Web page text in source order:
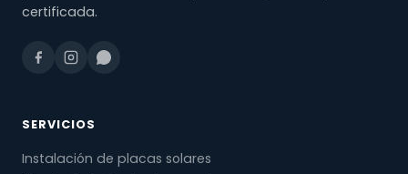
certificada.
SERVICIOS
Instalación de placas solares